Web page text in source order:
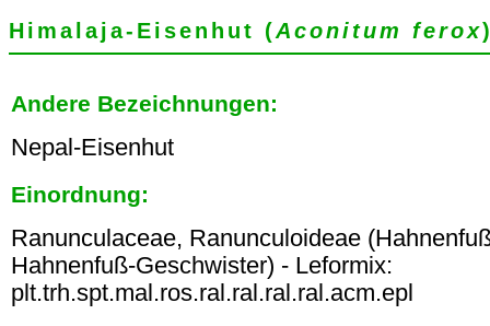
Himalaja-Eisenhut (Aconitum ferox
Andere Bezeichnungen:
Nepal-Eisenhut
Einordnung:
Ranunculaceae, Ranunculoideae
Hahnenfuß-Geschwister) - Leformix:
plt.trh.spt.mal.ros.ral.ral.ral.ral.acm.epl